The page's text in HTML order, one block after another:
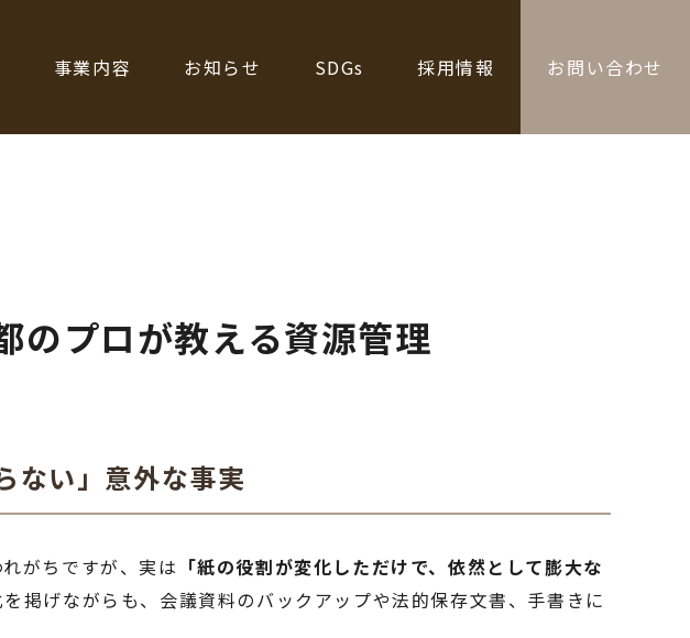
事業内容 お知らせ SDGs 採用情報 お問い合わせ
のプロが教える資源管理
ない」意外な事実
がちですが、実は 「紙の役割が変化しただけで、依然として膨大な
掲げながらも、会議資料のバックアップや法的保存文書、手書きに